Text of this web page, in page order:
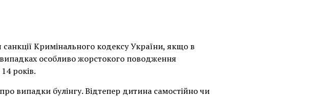
Кримінального кодексу України, якщо в
особливо жорстокого поводження
років.
випадки булінгу. Відтепер дитина самостійно чи